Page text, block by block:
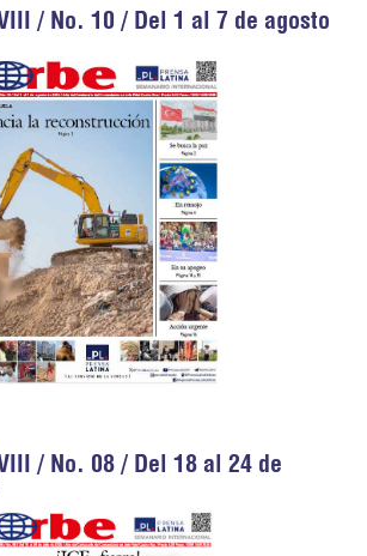
/ No. 10 / Del 1 al 7 de agosto
/ No. 08 / Del 18 al 24 de